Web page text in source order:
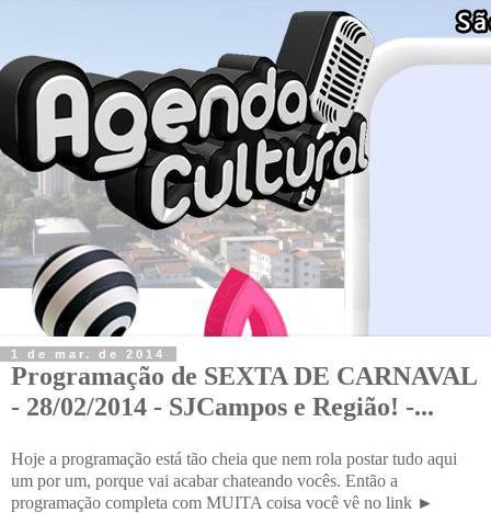
1 de mar. de 2014
Programação de SEXTA DE CARNAVAL
- 28/02/2014 - SJCampos e Região! -...
Hoje a programação está tão cheia que nem rola postar tudo aqui
um por um, porque vai acabar chateando vocês. Então a
programação completa com MUITA coisa você vê no link ►